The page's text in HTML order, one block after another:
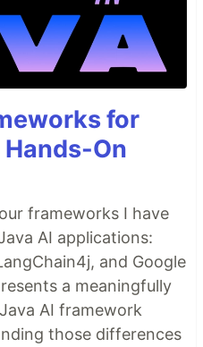
for
On
frameworks I have
AI applications:
and Google
a meaningfully
AI framework
those differences